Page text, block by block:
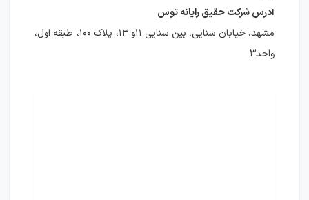
آدرس شرکت حقیق رایانه توس
مشهد، خیابان سنایی، بین سنایی ۱۱و ۱۳، پلاک ۱۰۰، طبقه اول،
واحد۳